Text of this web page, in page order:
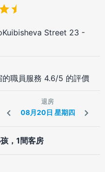
Street 23 -
的職員服務 4.6/5 的評價
退房
，1間客房